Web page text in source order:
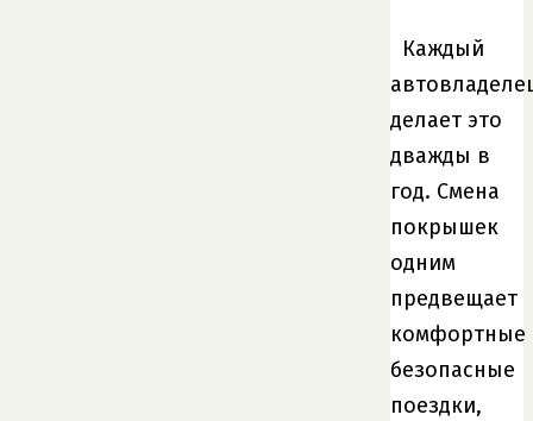
Каждый
делает это
дважды в
год. Смена
покрышек
одним
предвещает
комфортные
безопасные
поездки,